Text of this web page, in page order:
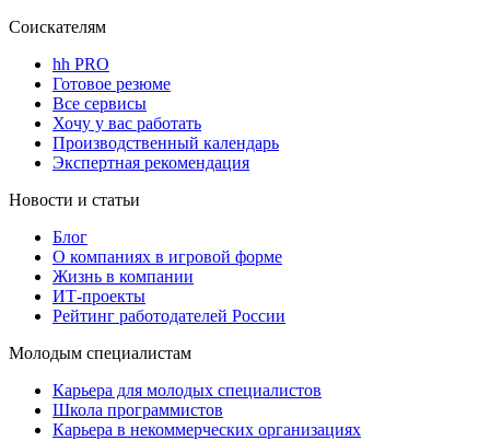
Соискателям
hh PRO
Готовое резюме
Все сервисы
Хочу у вас работать
Производственный календарь
Экспертная рекомендация
Новости и статьи
Блог
О компаниях в игровой форме
Жизнь в компании
ИТ-проекты
Рейтинг работодателей России
Молодым специалистам
Карьера для молодых специалистов
Школа программистов
Карьера в некоммерческих организациях